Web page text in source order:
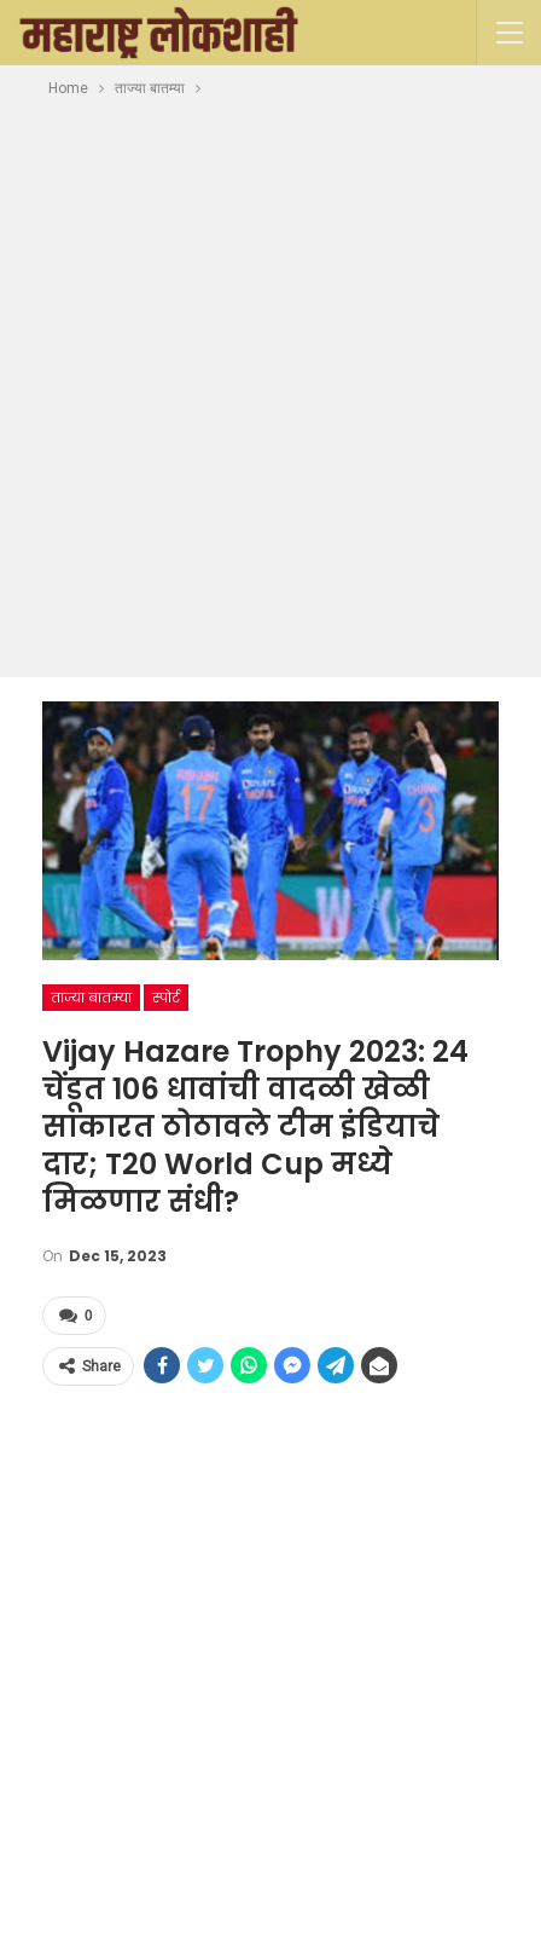
Home ताज्या बातम्या
ताज्या बातम्या स्पोर्ट
Vijay Hazare Trophy 2023: 24
चेंडूत 106 धावांची वादळी खेळी
साकारत ठोठावले टीम इंडियाचे
दार; T20 World Cup मध्ये
मिळणार संधी?
On Dec 15, 2023
0
Share